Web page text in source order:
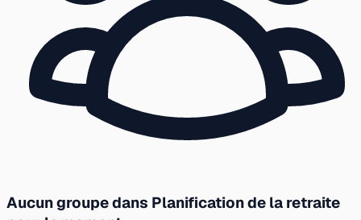
Aucun groupe dans Planification de la retraite